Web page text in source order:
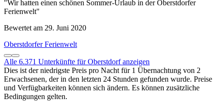
"Wir hatten einen schönen Sommer-Urlaub in der Oberstdorfer
Ferienwelt"
Bewertet am 29. Juni 2020
Oberstdorfer Ferienwelt
Alle 6.371 Unterkünfte für Oberstdorf anzeigen
Dies ist der niedrigste Preis pro Nacht für 1 Übernachtung von 2
Erwachsenen, der in den letzten 24 Stunden gefunden wurde. Preise
und Verfügbarkeiten können sich ändern. Es können zusätzliche
Bedingungen gelten.